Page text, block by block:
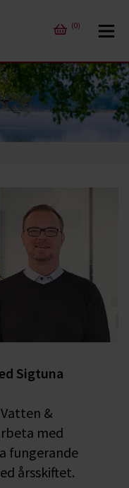
(0)
Sigtuna
&
med
fungerande
årsskiftet.